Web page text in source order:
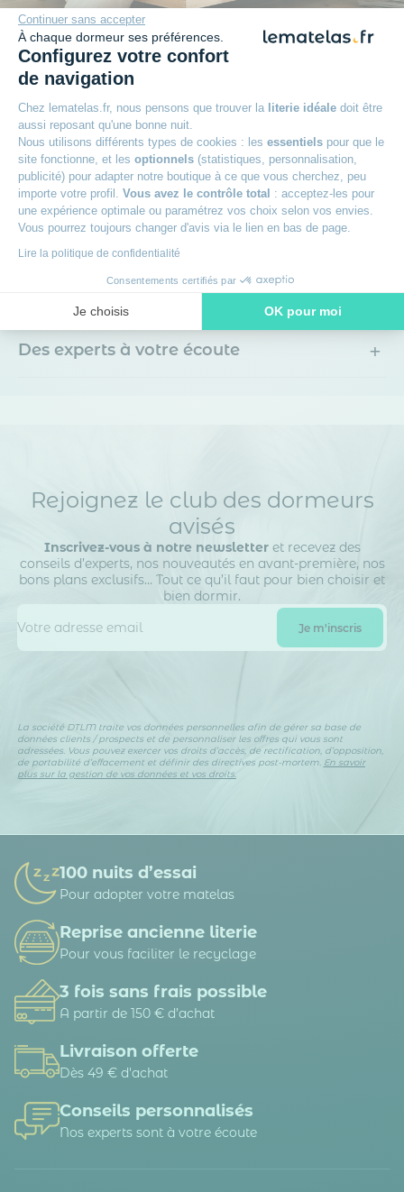
Continuer sans accepter
À chaque dormeur ses préférences.
Configurez votre confort
de navigation
Chez lematelas.fr, nous pensons que trouver la literie idéale doit être
aussi reposant qu'une bonne nuit.
Nous utilisons différents types de cookies : les essentiels pour que le
site fonctionne, et les optionnels (statistiques, personnalisation,
publicité) pour adapter notre boutique à ce que vous cherchez, peu
importe votre profil. Vous avez le contrôle total : acceptez-les pour
une expérience optimale ou paramétrez vos choix selon vos envies.
Vous pourrez toujours changer d'avis via le lien en bas de page.
Lire la politique de confidentialité
Consentements certifiés par
Je choisis OK pour moi
Axeptio consent
Plateforme de Gestion du Consentement : Personnalisez vos
Plus qu'une promesse
Garantie 2 ans +
Reprise de votre ancien meuble +
Paiement en 3x sans frais avec Oney
+
Des experts à votre écoute +
Rejoignez le club des dormeurs
avisés
Inscrivez-vous à notre newsletteret recevez des
conseils d’experts, nos nouveautés en avant-première, nos
bons plans exclusifs… Tout ce qu’il faut pour bien choisir et
bien dormir.
La société DTLM traite vos données personnelles afin de gérer sa base de
données clients / prospects et de personnaliser les offres qui vous sont
adressées. Vous pouvez exercer vos droits d’accès, de rectification, d’opposition,
de portabilité d’effacement et définir des directives post-mortem. En savoir
plus sur la gestion de vos données et vos droits.
100 nuits d’essai
Pour adopter votre matelas
Reprise ancienne literie
Pour vous faciliter le recyclage
3 fois sans frais possible
A partir de 150 € d’achat
Livraison offerte
Dès 49 € d'achat
Conseils personnalisés
Nos experts sont à votre écoute